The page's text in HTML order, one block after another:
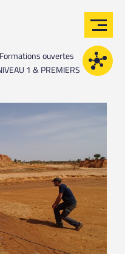
Formations ouvertes
1 & PREMIERS